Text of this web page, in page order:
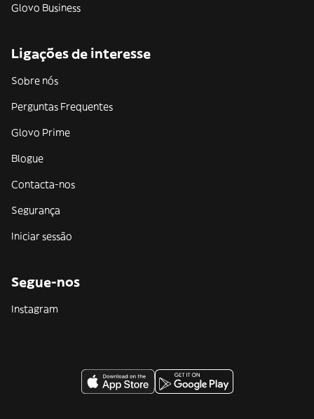
Glovo Business
Ligações de interesse
Sobre nós
Perguntas Frequentes
Glovo Prime
Blogue
Contacta-nos
Segurança
Iniciar sessão
Segue-nos
Instagram